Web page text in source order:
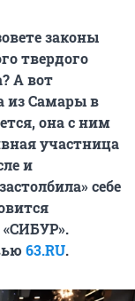
законы
твердого
А вот
из Самары в
она с ним
участница
и
себе
63.RU.